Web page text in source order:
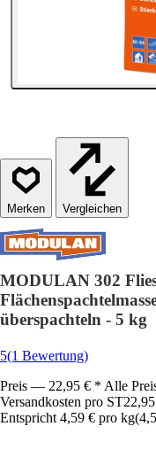
Vergleichen
MODULAN 302
überspachteln - 5 kg
5(1 Bewertung)
Preis — 22,95 € * Alle
Versandkosten pro ST
Entspricht 4,59 € pro kg(